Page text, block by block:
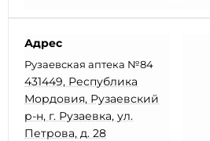
Адрес
Рузаевская аптека №84
431449, Республика
Мордовия, Рузаевский
р-н, г. Рузаевка, ул.
Петрова, д. 28